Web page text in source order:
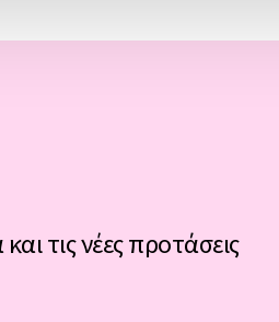
τις νέες προτάσεις